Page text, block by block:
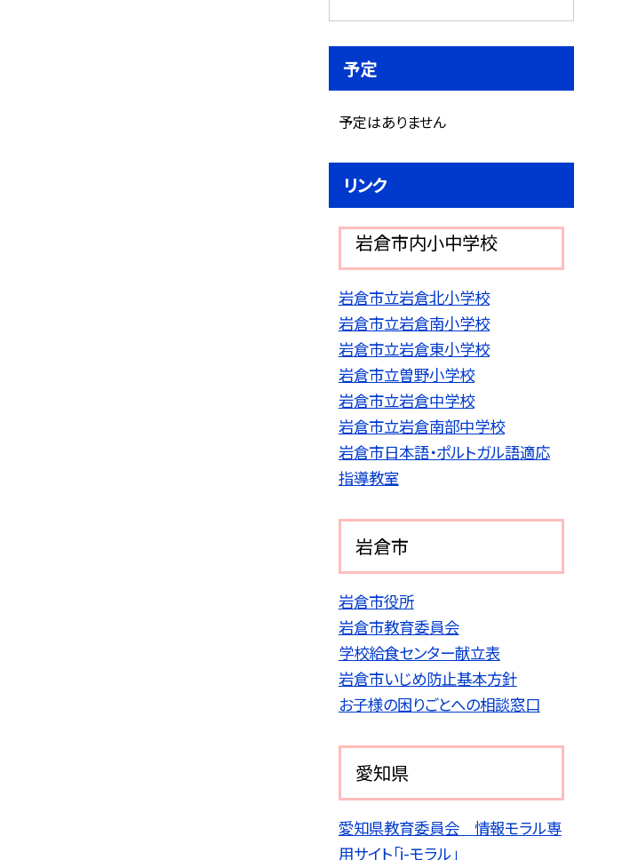
予定
予定はありません
リンク
岩倉市内小中学校
岩倉市立岩倉北小学校
岩倉市立岩倉南小学校
岩倉市立岩倉東小学校
岩倉市立曽野小学校
岩倉市立岩倉中学校
岩倉市立岩倉南部中学校
岩倉市日本語・ポルトガル語適応
指導教室
岩倉市
岩倉市役所
岩倉市教育委員会
学校給食センター献立表
岩倉市いじめ防止基本方針
お子様の困りごとへの相談窓口
愛知県
愛知県教育委員会 情報モラル専
用サイト「i-モラル」